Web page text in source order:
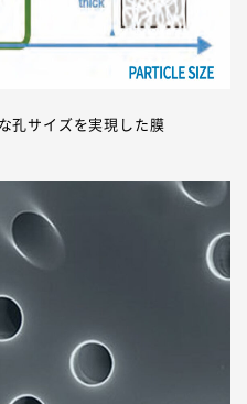
孔サイズを実現した膜